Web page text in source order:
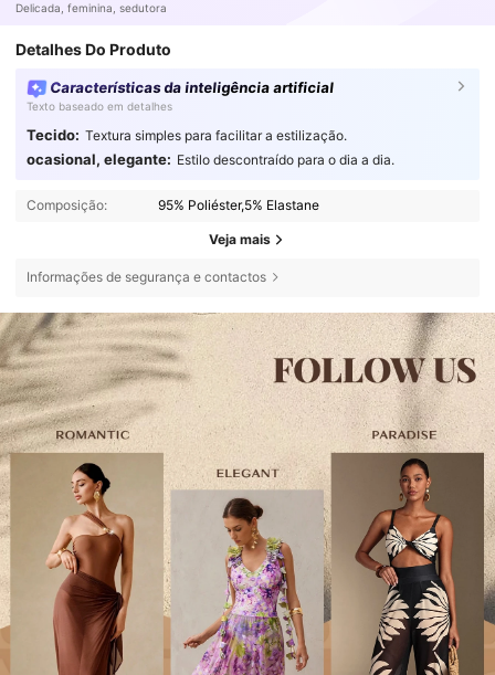
Delicada, feminina, sedutora
Detalhes Do Produto
Características da inteligência artificial
Texto baseado em detalhes
Tecido: Textura simples para facilitar a estilização.
ocasional, elegante: Estilo descontraído para o dia a dia.
Composição: 95% Poliéster,5% Elastane
Veja mais
Informações de segurança e contactos